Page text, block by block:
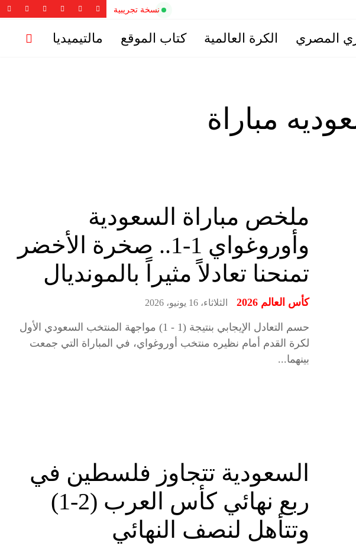
نسخة تجريبية
المصري الكرة العالمية كتاب الموقع مالتيميديا
مباراة
ملخص مباراة السعودية
وأوروغواي 1-1.. صخرة الأخضر
تمنحنا تعادلاً مثيراً بالمونديال
كأس العالم 2026 الثلاثاء، 16 يونيو، 2026
حسم التعادل الإيجابي بنتيجة (1 - 1) مواجهة المنتخب السعودي الأول
لكرة القدم أمام نظيره منتخب أوروغواي، في المباراة التي جمعت
بينهما...
السعودية تتجاوز فلسطين في
ربع نهائي كأس العرب (2-1)
وتتأهل لنصف النهائي